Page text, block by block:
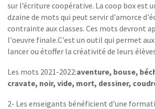
sur l’écriture coopérative. La coop box est
dzaine de mots qui peut servir d'amorce
contrainte aux classes. Ces mots devront
l'oeuvre finale.C'est un outil qui permet
lancer ou étoffer la créativité de leurs
Les mots 2021-2022:aventure, bouse,
cravate, noir, vide, mort, dessiner,
2- Les enseigants bénéficient d'une